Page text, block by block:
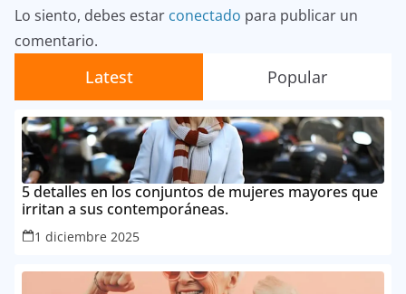
Lo siento, debes estar conectado para publicar un
comentario.
Latest Popular
5 detalles en los conjuntos de mujeres mayores que
irritan a sus contemporáneas.
1 diciembre 2025